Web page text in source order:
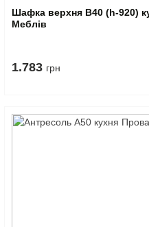
Шафка верхня В40 (h-920)
Меблів
1.783 грн